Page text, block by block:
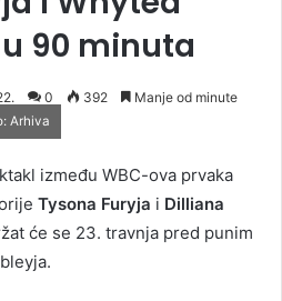
90 minuta
0 392 Manje od minute
Arhiva
između WBC-ova prvaka
Tysona Furyja i Dilliana
će se 23. travnja pred punim